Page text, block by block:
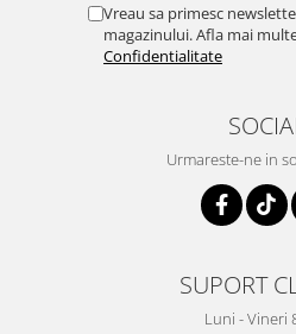
Înțepături de insecte
Vreau sa primesc
magazinului. Afla mai
Confidentialitate
Urmareste-ne in
SUPORT
Luni - Vineri